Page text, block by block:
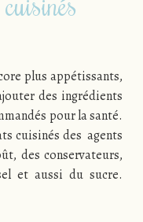
plus appétissants,
des ingrédients
pour la santé.
cuisinés des agents
des conservateurs,
et aussi du sucre.